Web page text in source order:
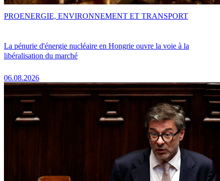
La pénurie d'énergie nucléaire en Hongrie ouvre la voie à la
libéralisation du marché
06.08.2026
PROENERGIE, ENVIRONNEMENT ET TRANSPORT